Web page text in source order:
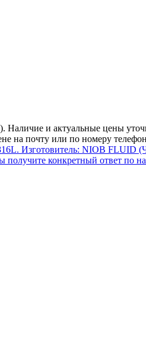
и актуальные цены
на почту или по номеру